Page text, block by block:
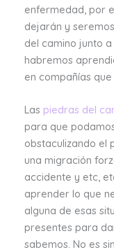
enfermedad, por
dejarán y
del camino junto
habremos
en compañías que
Las piedras del
para que
obstaculizando el
una migración
accidente y etc,
aprender lo que
alguna de esas
presentes para
sabemos. No es